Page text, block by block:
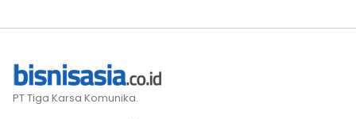
PT Tiga Karsa Komunika.